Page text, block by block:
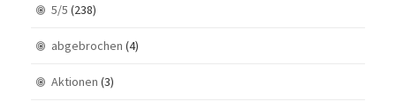
5/5 (238)
abgebrochen (4)
Aktionen (3)